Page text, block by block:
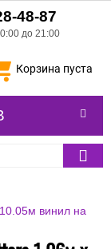
48-87
до 21:00
Корзина пуста
винил на